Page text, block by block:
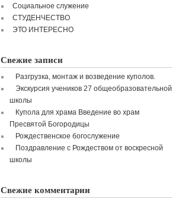
Социальное служение
СТУДЕНЧЕСТВО
ЭТО ИНТЕРЕСНО
Свежие записи
Разгрузка, монтаж и возведение куполов.
Экскурсия учеников 27 общеобразовательной
школы
Купола для храма Введение во храм
Пресвятой Богородицы
Рождественское богослужение
Поздравление с Рождеством от воскресной
школы
Свежие комментарии